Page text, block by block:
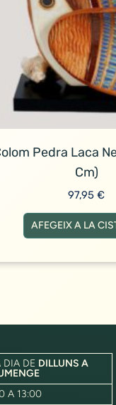
Pedra Laca
Cm)
97,95€
AFEGEIX A LA
DIA DE DILLUNS A
A 13:00